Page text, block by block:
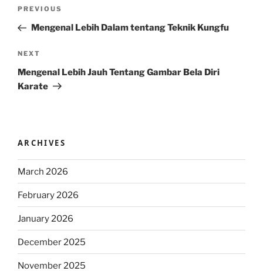
Previous
Post
PREVIOUS
Mengenal Lebih Dalam tentang Teknik Kungfu
Next
Post
NEXT
Mengenal Lebih Jauh Tentang Gambar Bela Diri
Karate
ARCHIVES
March 2026
February 2026
January 2026
December 2025
November 2025